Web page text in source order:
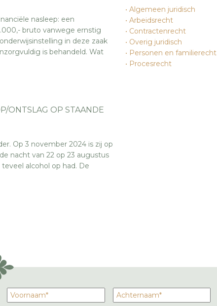
nasleep: een
bruto vanwege ernstig
in deze zaak
is behandeld. Wat
ONTSLAG OP STAANDE
Op 3 november 2024 is zij op
nacht van 22 op 23 augustus
alcohol op had. De
Algemeen juridisch
Arbeidsrecht
Contractenrecht
Overig juridisch
Personen en familierecht
Procesrecht